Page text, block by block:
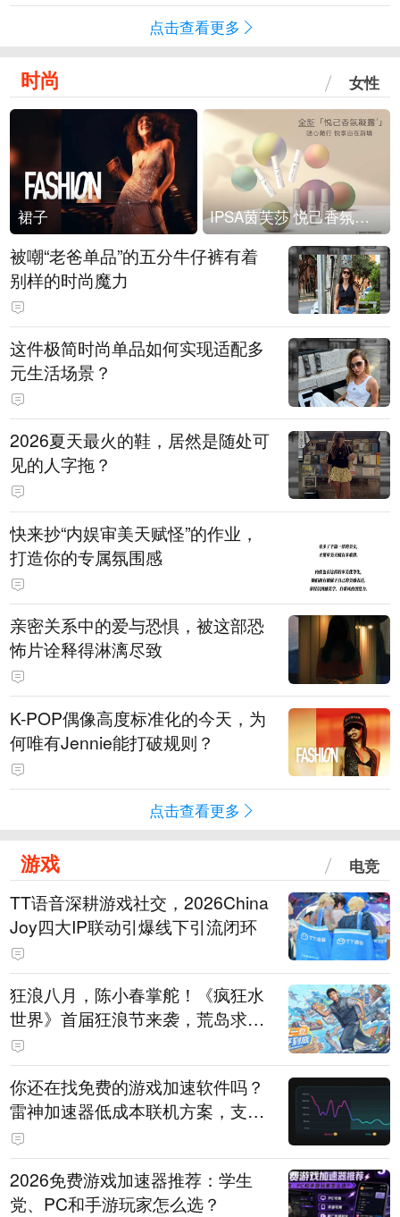
点击查看更多
时尚 女性
裙子 IPSA茵芙莎 悦己香氛凝露上市
被嘲“老爸单品”的五分牛仔裤有着
别样的时尚魔力
这件极简时尚单品如何实现适配多
元生活场景？
2026夏天最火的鞋，居然是随处可
见的人字拖？
快来抄“内娱审美天赋怪”的作业，
打造你的专属氛围感
亲密关系中的爱与恐惧，被这部恐
怖片诠释得淋漓尽致
K-POP偶像高度标准化的今天，为
何唯有Jennie能打破规则？
点击查看更多
游戏 电竞
TT语音深耕游戏社交，2026China
Joy四大IP联动引爆线下引流闭环
狂浪八月，陈小春掌舵！《疯狂水
世界》首届狂浪节来袭，荒岛求生
直播即将开启
你还在找免费的游戏加速软件吗？
雷神加速器低成本联机方案，支持
免费试用
2026免费游戏加速器推荐：学生
党、PC和手游玩家怎么选？